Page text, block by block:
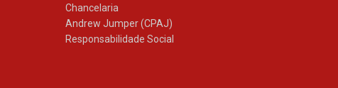
Chancelaria
Andrew Jumper (CPAJ)
Responsabilidade Social